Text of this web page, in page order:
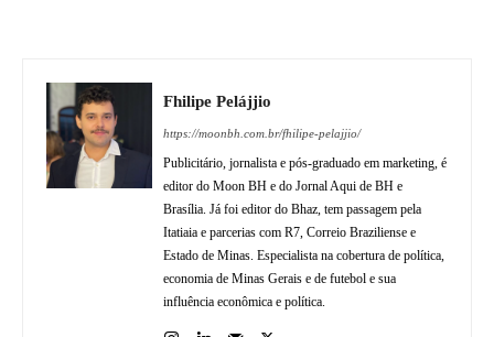
Fhilipe Pelájjio
https://moonbh.com.br/fhilipe-pelajjio/
Publicitário, jornalista e pós-graduado em marketing, é
editor do Moon BH e do Jornal Aqui de BH e
Brasília. Já foi editor do Bhaz, tem passagem pela
Itatiaia e parcerias com R7, Correio Braziliense e
Estado de Minas. Especialista na cobertura de política,
economia de Minas Gerais e de futebol e sua
influência econômica e política.